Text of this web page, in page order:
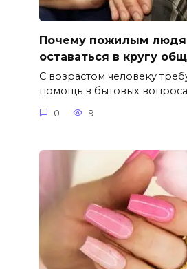
Почему пожилым
оставаться в кругу
С возрастом человеку
помощь в бытовых
0 9